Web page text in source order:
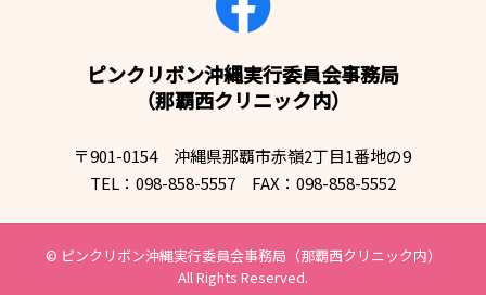
ピンクリボン沖縄実行委員会事務局
（那覇西クリニック内）
〒901-0154 沖縄県那覇市赤嶺2丁目1番地の9
TEL：098-858-5557 FAX：098-858-5552
© ピンクリボン沖縄実⾏委員会事務局（那覇⻄クリニック内）
All Rights Reserved.